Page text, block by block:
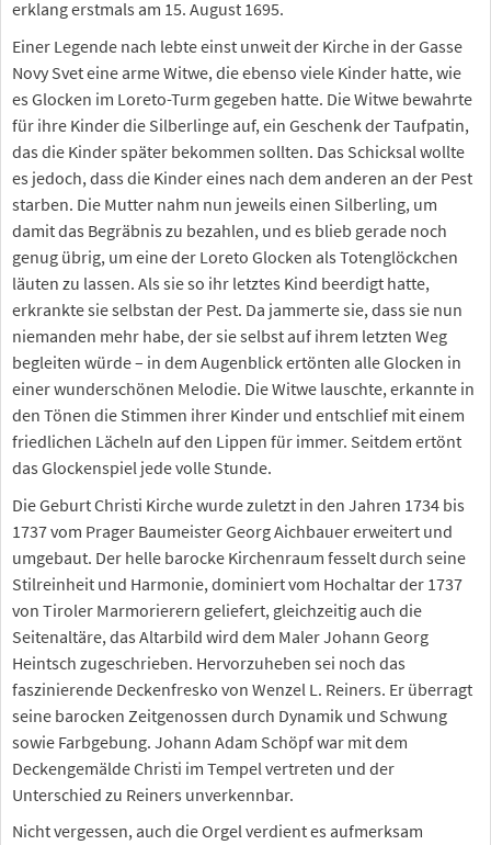
erklang erstmals am 15. August 1695.
Einer Legende nach lebte einst unweit der Kirche in der Gasse
Novy Svet eine arme Witwe, die ebenso viele Kinder hatte, wie
es Glocken im Loreto-Turm gegeben hatte. Die Witwe bewahrte
für ihre Kinder die Silberlinge auf, ein Geschenk der Taufpatin,
das die Kinder später bekommen sollten. Das Schicksal wollte
es jedoch, dass die Kinder eines nach dem anderen an der Pest
starben. Die Mutter nahm nun jeweils einen Silberling, um
damit das Begräbnis zu bezahlen, und es blieb gerade noch
genug übrig, um eine der Loreto Glocken als Totenglöckchen
läuten zu lassen. Als sie so ihr letztes Kind beerdigt hatte,
erkrankte sie selbstan der Pest. Da jammerte sie, dass sie nun
niemanden mehr habe, der sie selbst auf ihrem letzten Weg
begleiten würde – in dem Augenblick ertönten alle Glocken in
einer wunderschönen Melodie. Die Witwe lauschte, erkannte in
den Tönen die Stimmen ihrer Kinder und entschlief mit einem
friedlichen Lächeln auf den Lippen für immer. Seitdem ertönt
das Glockenspiel jede volle Stunde.
Die Geburt Christi Kirche wurde zuletzt in den Jahren 1734 bis
1737 vom Prager Baumeister Georg Aichbauer erweitert und
umgebaut. Der helle barocke Kirchenraum fesselt durch seine
Stilreinheit und Harmonie, dominiert vom Hochaltar der 1737
von Tiroler Marmorierern geliefert, gleichzeitig auch die
Seitenaltäre, das Altarbild wird dem Maler Johann Georg
Heintsch zugeschrieben. Hervorzuheben sei noch das
faszinierende Deckenfresko von Wenzel L. Reiners. Er überragt
seine barocken Zeitgenossen durch Dynamik und Schwung
sowie Farbgebung. Johann Adam Schöpf war mit dem
Deckengemälde Christi im Tempel vertreten und der
Unterschied zu Reiners unverkennbar.
Nicht vergessen, auch die Orgel verdient es aufmerksam